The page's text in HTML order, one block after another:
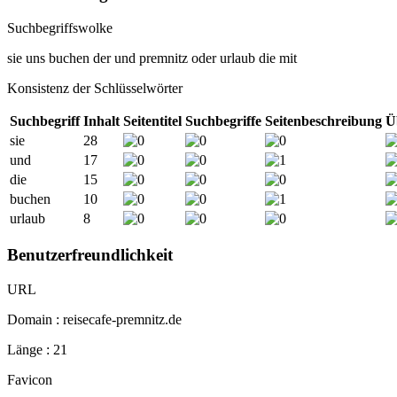
Suchbegriffswolke
sie uns buchen der und premnitz oder urlaub die mit
Konsistenz der Schlüsselwörter
Suchbegriff Inhalt Seitentitel Suchbegriffe Seitenbeschreibung
sie
28
und
17
die
15
buchen
10
urlaub
8
Benutzerfreundlichkeit
URL
Domain : reisecafe-premnitz.de
Länge : 21
Favicon